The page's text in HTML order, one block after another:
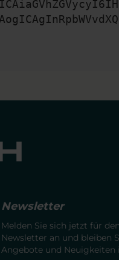
Newsletter
Melden Sie sich jetzt für
Newsletter an und bleiben
Angebote und